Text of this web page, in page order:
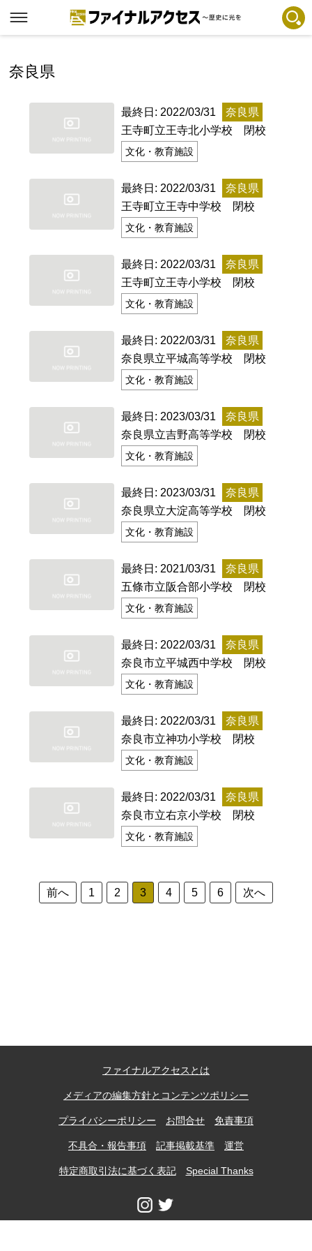
注目コンテンツ 一覧
メディアの編集方針とコンテンツポリシー
プライバシーポリシー
お問合せ
不具合・報告事項
記事掲載基準
特定商取引法に基づく表記
フリーワードで探す
残り日数で探す
残り約1ヶ月以内 残り半年以内
記事ランキング ※24時間以内
日本銀行 鳥居坂分館
明智駅 鉄道駅としての廃駅か
平群町総合スポーツセンター ウォーターパー
ク 閉鎖
大宜村立塩屋小学校 閉校
上郷温水路 東急8500系
奈良県
最終日: 2022/03/31
奈良県
王寺町立王寺北小学校 閉校
文化・教育施設
最終日: 2022/03/31
奈良県
王寺町立王寺中学校 閉校
文化・教育施設
最終日: 2022/03/31
奈良県
王寺町立王寺小学校 閉校
文化・教育施設
最終日: 2022/03/31
奈良県
奈良県立平城高等学校 閉校
文化・教育施設
最終日: 2023/03/31
奈良県
奈良県立吉野高等学校 閉校
文化・教育施設
最終日: 2023/03/31
奈良県
奈良県立大淀高等学校 閉校
文化・教育施設
最終日: 2021/03/31
奈良県
五條市立阪合部小学校 閉校
文化・教育施設
最終日: 2022/03/31
奈良県
奈良市立平城西中学校 閉校
文化・教育施設
最終日: 2022/03/31
奈良県
奈良市立神功小学校 閉校
文化・教育施設
最終日: 2022/03/31
奈良県
奈良市立右京小学校 閉校
文化・教育施設
前へ 1 2 3 4 5 6 次へ
ファイナルアクセスとは
メディアの編集方針とコンテンツポリシー
プライバシーポリシー お問合せ 免責事項
不具合・報告事項 記事掲載基準 運営
特定商取引法に基づく表記 Special Thanks